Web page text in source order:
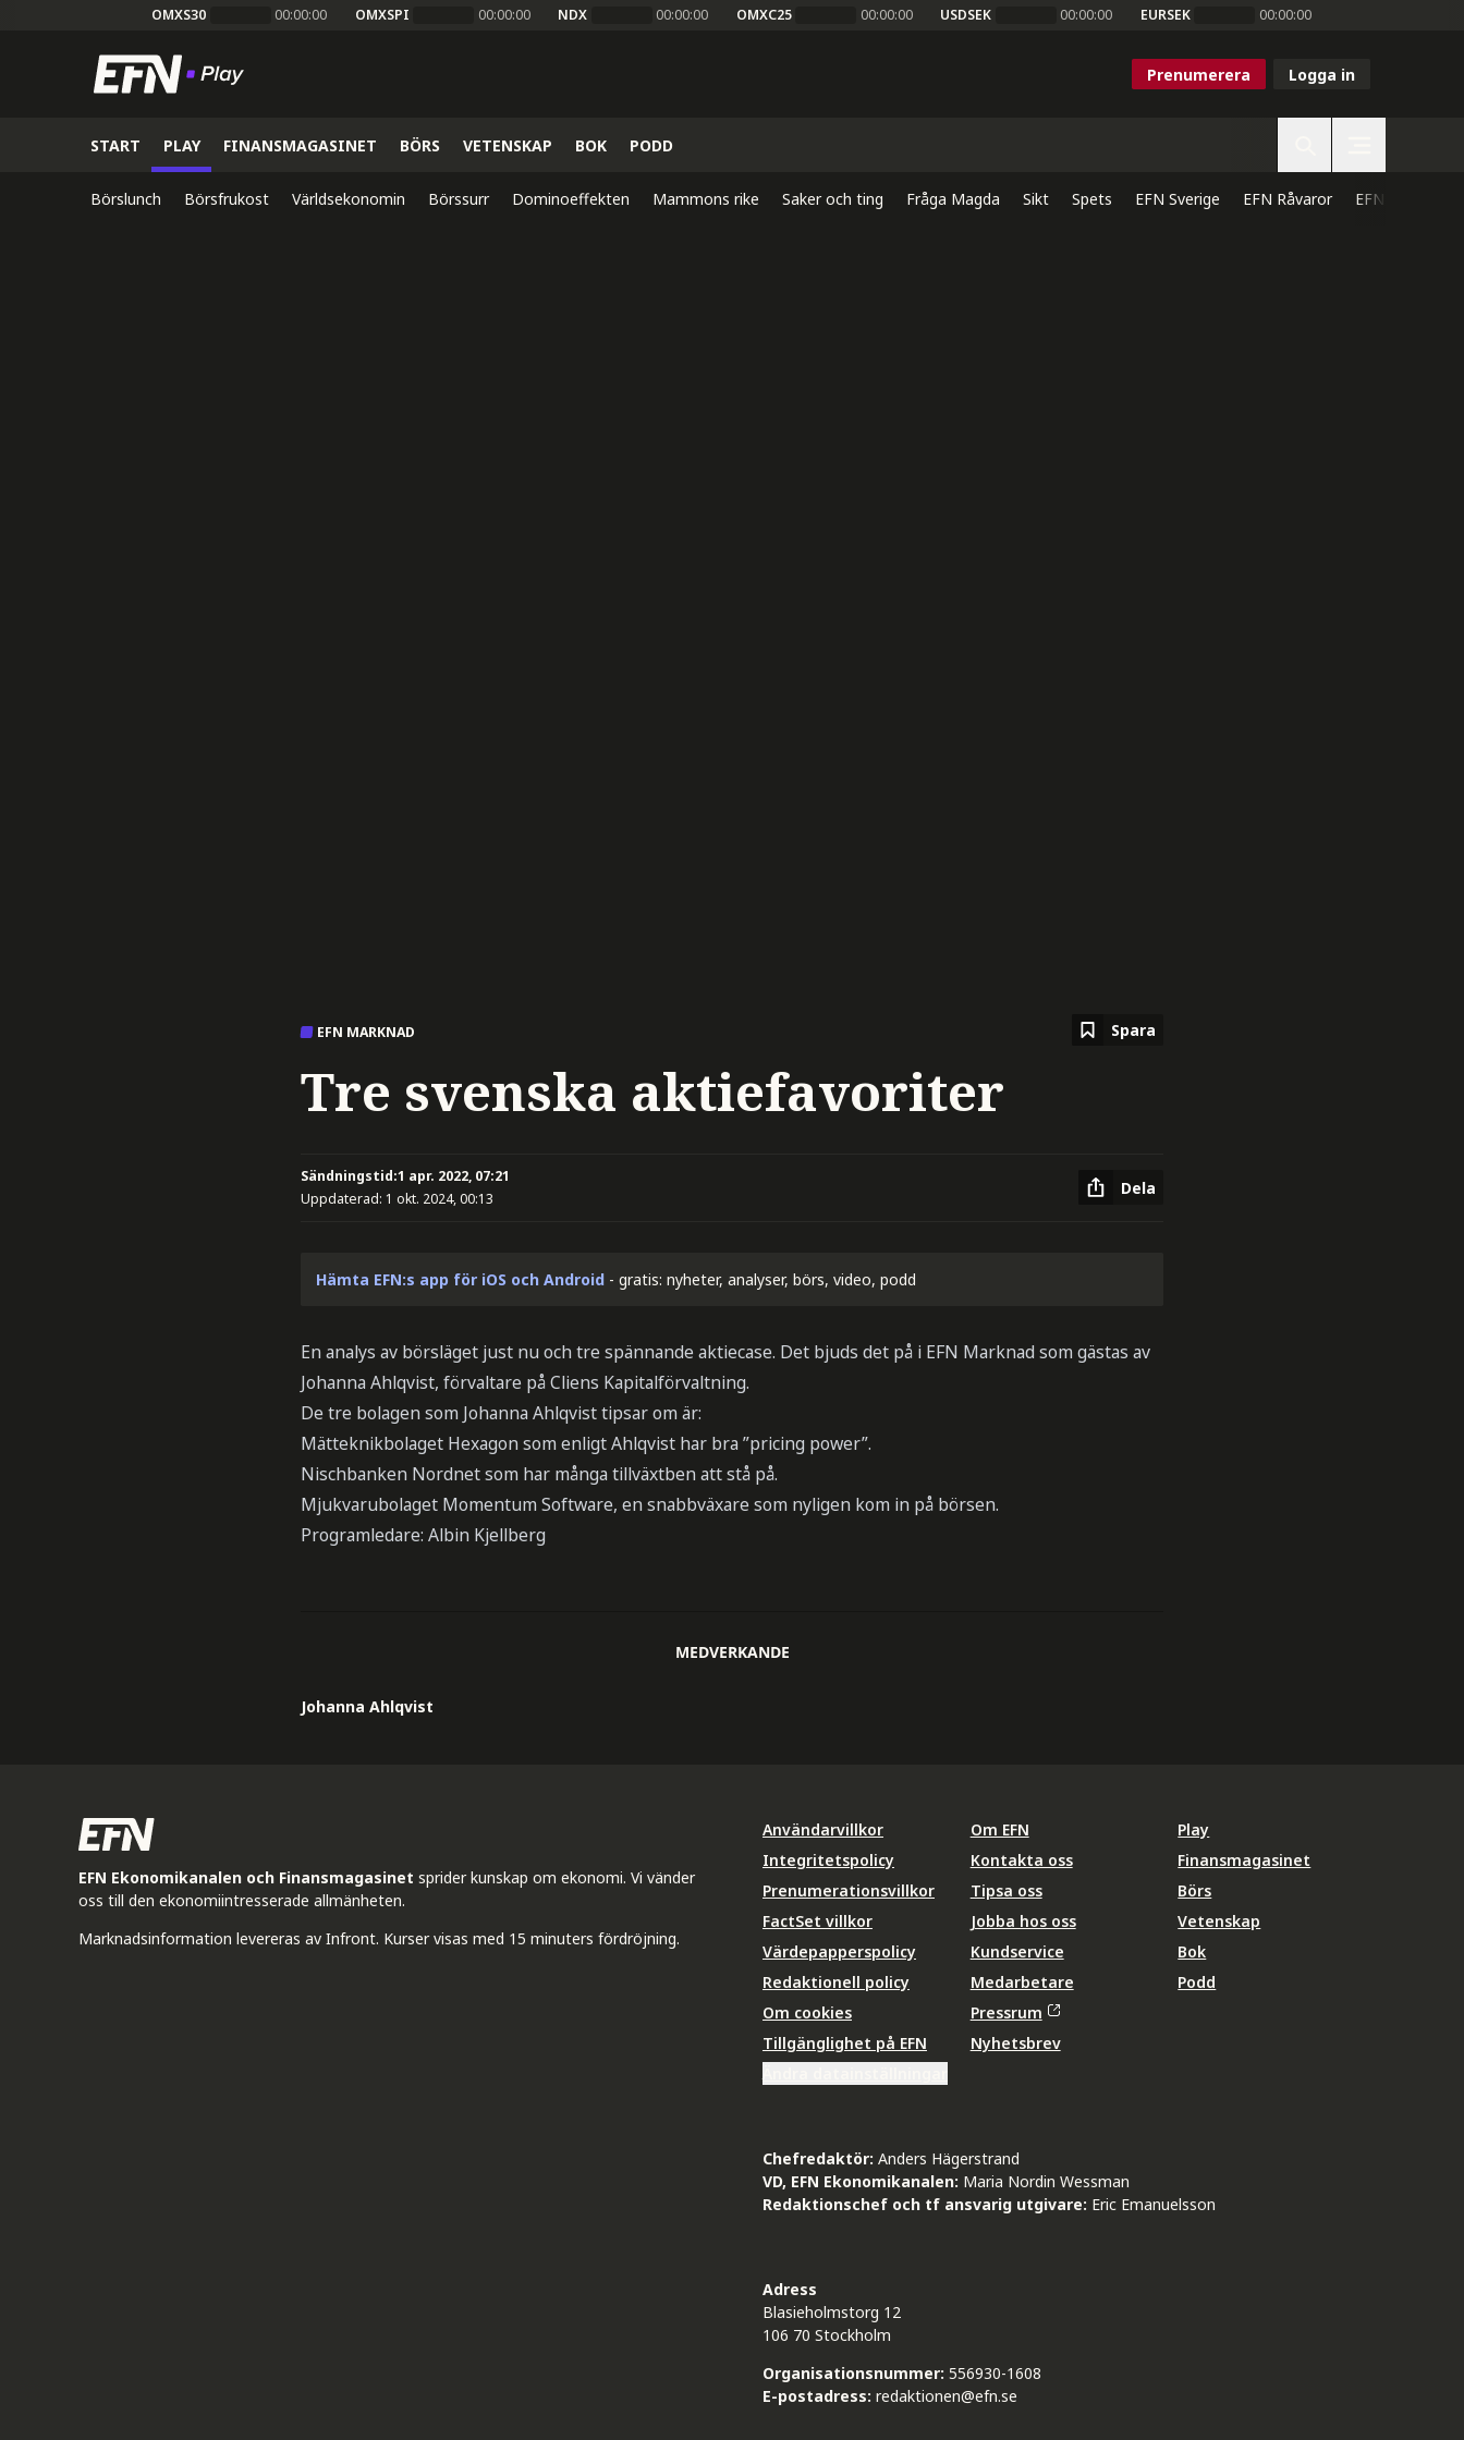
OMXS30 00:00:00 OMXSPI 00:00:00 NDX 00:00:00 OMXC25 00:00:00 USDSEK 00:00:00 EURSEK 00:00:00
Prenumerera Logga in
START PLAY FINANSMAGASINET BÖRS VETENSKAP BOK PODD
Börslunch Börsfrukost Världsekonomin Börssurr Dominoeffekten Mammons rike Saker och ting Fråga Magda Sikt Spets EFN Sverige EFN Råvaror EFN Direkt
EFN MARKNAD Spara
Tre svenska aktiefavoriter
Sändningstid:1 apr. 2022, 07:21
Uppdaterad: 1 okt. 2024, 00:13
Dela
Hämta EFN:s app för iOS och Android - gratis: nyheter, analyser, börs, video, podd
En analys av börsläget just nu och tre spännande aktiecase. Det bjuds det på i EFN Marknad som gästas av
Johanna Ahlqvist, förvaltare på Cliens Kapitalförvaltning.
De tre bolagen som Johanna Ahlqvist tipsar om är:
Mätteknikbolaget Hexagon som enligt Ahlqvist har bra ”pricing power”.
Nischbanken Nordnet som har många tillväxtben att stå på.
Mjukvarubolaget Momentum Software, en snabbväxare som nyligen kom in på börsen.
Programledare: Albin Kjellberg
MEDVERKANDE
Johanna Ahlqvist
EFN Ekonomikanalen och Finansmagasinet sprider kunskap om ekonomi. Vi vänder
oss till den ekonomiintresserade allmänheten.
Marknadsinformation levereras av Infront. Kurser visas med 15 minuters fördröjning.
Användarvillkor
Integritetspolicy
Prenumerationsvillkor
FactSet villkor
Värdepapperspolicy
Redaktionell policy
Om cookies
Tillgänglighet på EFN
Om EFN
Kontakta oss
Tipsa oss
Jobba hos oss
Kundservice
Medarbetare
Pressrum
Nyhetsbrev
Play
Finansmagasinet
Börs
Vetenskap
Bok
Podd
Chefredaktör: Anders Hägerstrand
VD, EFN Ekonomikanalen: Maria Nordin Wessman
Redaktionschef och tf ansvarig utgivare: Eric Emanuelsson
Adress
Blasieholmstorg 12
106 70 Stockholm
Organisationsnummer: 556930-1608
E-postadress: redaktionen@efn.se